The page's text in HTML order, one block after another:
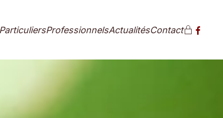
ProfessionnelsActualitésContact